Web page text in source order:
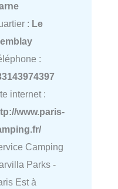
: Le
:
internet :
www.paris-
Camping
Parks -
Est à